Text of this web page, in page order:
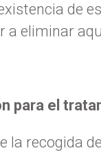
de
a eliminar
para el
la recogida